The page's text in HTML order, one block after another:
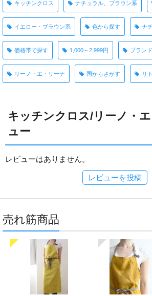
キッチンクロス ナチュラル、ブラウン系
イエロー・ブラウン系 色から探す ナ
価格帯で探す 1,000～2,999円 ブラン
リーノ・エ・リーナ 国からさがす リ
キッチンクロス/リーノ・
ュー
レビューはありません。
レビューを投稿
売れ筋商品